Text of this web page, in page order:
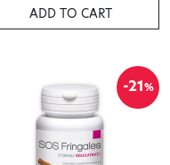
ADD TO CART
-21%